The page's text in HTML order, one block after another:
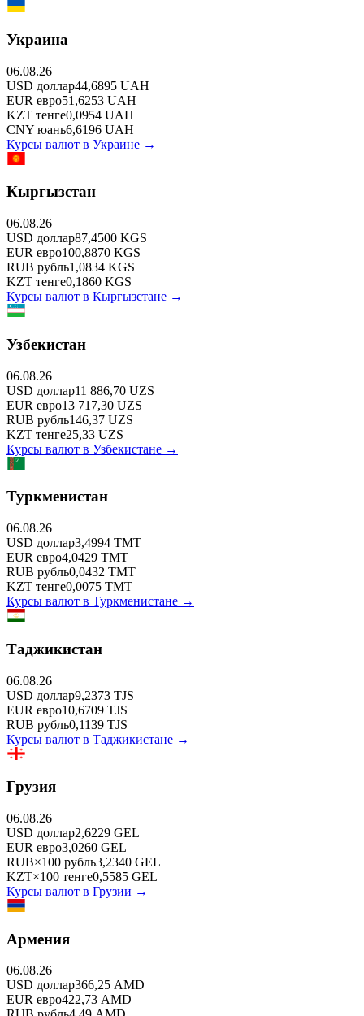
Украина
06.08.26
USD доллар44,6895 UAH
EUR евро51,6253 UAH
KZT тенге0,0954 UAH
CNY юань6,6196 UAH
Курсы валют в Украине →
Кыргызстан
06.08.26
USD доллар87,4500 KGS
EUR евро100,8870 KGS
RUB рубль1,0834 KGS
KZT тенге0,1860 KGS
Курсы валют в Кыргызстане →
Узбекистан
06.08.26
USD доллар11 886,70 UZS
EUR евро13 717,30 UZS
RUB рубль146,37 UZS
KZT тенге25,33 UZS
Курсы валют в Узбекистане →
Туркменистан
06.08.26
USD доллар3,4994 TMT
EUR евро4,0429 TMT
RUB рубль0,0432 TMT
KZT тенге0,0075 TMT
Курсы валют в Туркменистане →
Таджикистан
06.08.26
USD доллар9,2373 TJS
EUR евро10,6709 TJS
RUB рубль0,1139 TJS
Курсы валют в Таджикистане →
Грузия
06.08.26
USD доллар2,6229 GEL
EUR евро3,0260 GEL
RUB×100 рубль3,2340 GEL
KZT×100 тенге0,5585 GEL
Курсы валют в Грузии →
Армения
06.08.26
USD доллар366,25 AMD
EUR евро422,73 AMD